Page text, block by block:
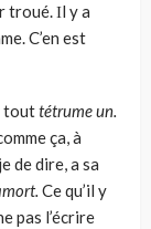
troué. Ιl y a
C’en est
touttétrume un.
ça, à
de dire, a sa
Ce qu’il y
pas l’écrire